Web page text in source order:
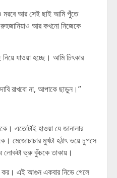
মরবে আর সেই ছাই আমি পুঁতে
আর কখনো নিজেকে
যাওয়া হচ্ছে। আমি চিৎকার
রাখবো না, আপাকে ছাড়ুন।”
এতোটাই হাওয়া যে জানালার
মেজোচাচার মুখটা হঠাৎ ভয়ে চুপসে
লোকটা ভ্রু কুঁচকে তাকায়।
কর। এই আগুন একবার নিভে গেলে